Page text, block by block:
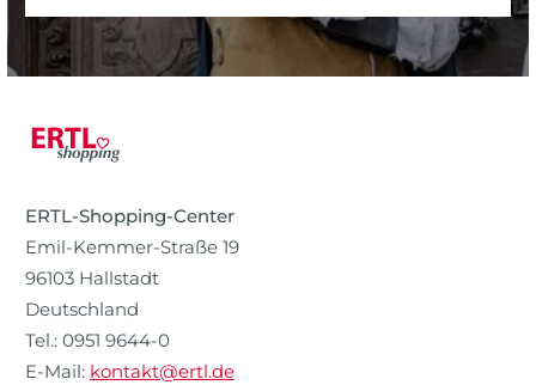
ERTL-Shopping-Center
Emil-Kemmer-Straße 19
96103 Hallstadt
Deutschland
Tel.: 0951 9644-0
E-Mail: kontakt@ertl.de